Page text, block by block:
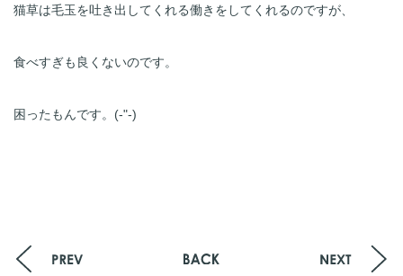
猫草は毛玉を吐き出してくれる働きをしてくれるのですが、
食べすぎも良くないのです。
困ったもんです。(-"-)